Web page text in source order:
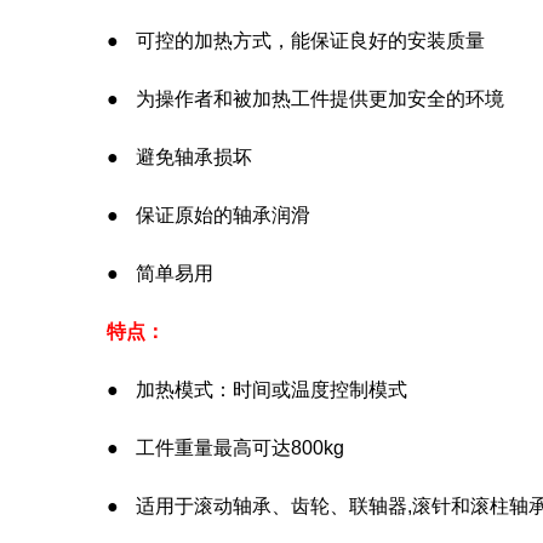
● 可控的加热方式，能保证良好的安装质量
● 为操作者和被加热工件提供更加安全的环境
● 避免轴承损坏
● 保证原始的轴承润滑
● 简单易用
特点：
● 加热模式：时间或温度控制模式
● 工件重量最高可达800kg
● 适用于滚动轴承、齿轮、联轴器,滚针和滚柱轴